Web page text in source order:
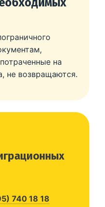
на
не возвращаются.
740 18 18